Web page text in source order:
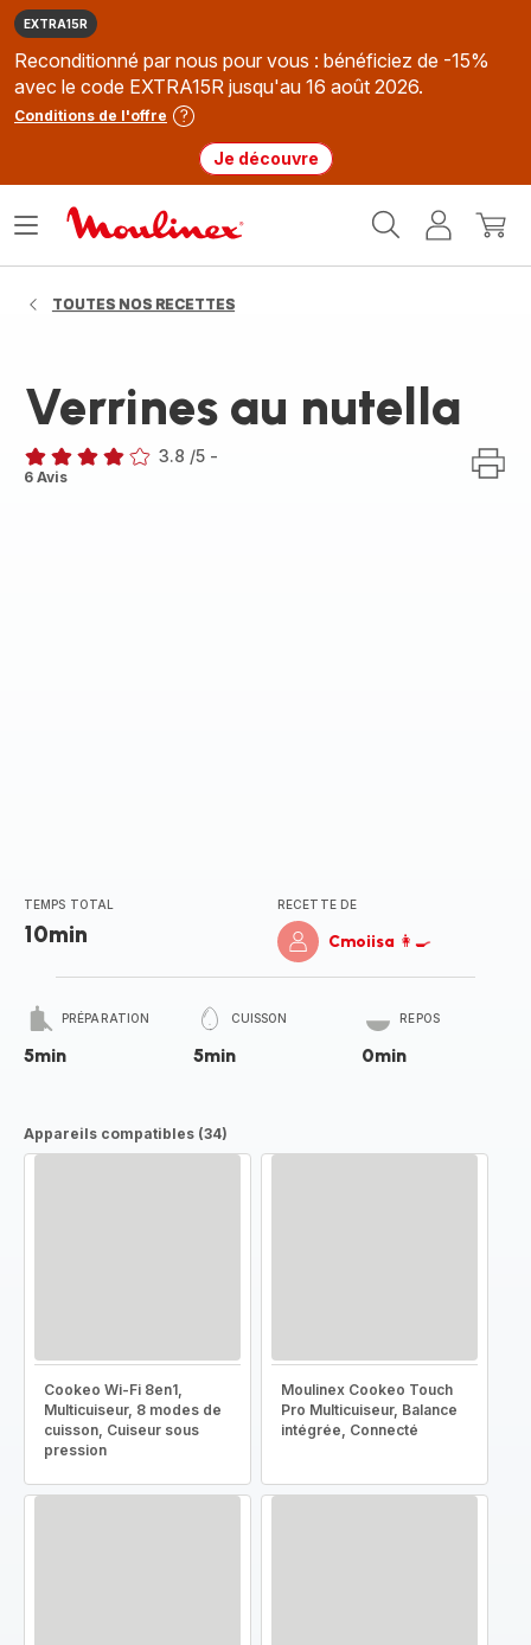
EXTRA15R
Reconditionné par nous pour vous : bénéficiez de -15%
avec le code EXTRA15R jusqu'au 16 août 2026.
Conditions de l'offre
Je découvre
MonMon
Ouvrir
TOUTES NOS RECETTES
Verrines au nutella
ratings.3.8
3.8 /5 -
6 Avis
TEMPS TOTAL
10min
RECETTE DE
Cmoiisa 👩‍🍳
PRÉPARATION
5min
CUISSON
5min
REPOS
0min
Appareils compatibles (34)
Cookeo Wi-Fi 8en1,
Multicuiseur, 8 modes de
cuisson, Cuiseur sous
pression
Moulinex Cookeo Touch
Pro Multicuiseur, Balance
intégrée, Connecté